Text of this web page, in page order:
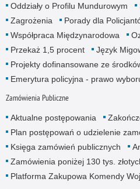
Oddziały o Profilu Mundurowym
Zagrożenia
Porady dla
Współpraca Międzynarodowa
Przekaż 1,5 procent
Język
Projekty dofinansowane ze
Emerytura policyjna - prawo
Zamówienia Publiczne
Aktualne postępowania
Plan postępowań o udzielenie
Księga zamówień publicznych
Zamówienia poniżej 130 tys.
Platforma Zakupowa Komendy